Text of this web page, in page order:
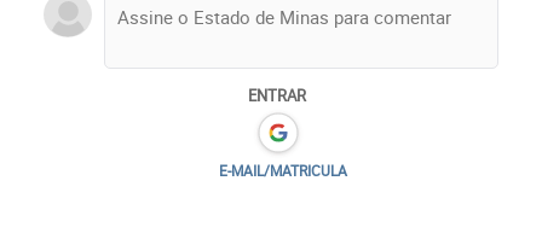
ENTRAR
E-MAIL/MATRICULA